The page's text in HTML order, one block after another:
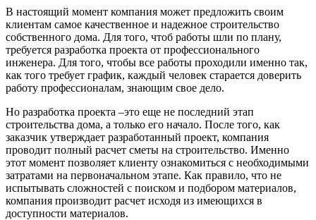
В настоящий момент компания может предложить своим
клиентам самое качественное и надежное строительство
собственного дома. Для того, чтоб работы шли по плану,
требуется разработка проекта от профессионального
инженера. Для того, чтобы все работы проходили именно так,
как того требует график, каждый человек старается доверить
работу профессионалам, знающим свое дело.
Но разработка проекта –это еще не последний этап
строительства дома, а только его начало. После того, как
заказчик утверждает разработанный проект, компания
проводит полный расчет сметы на строительство. Именно
этот момент позволяет клиенту ознакомиться с необходимыми
затратами на первоначальном этапе. Как правило, что не
испытывать сложностей с поиском и подбором материалов,
компания производит расчет исходя из имеющихся в
доступности материалов.